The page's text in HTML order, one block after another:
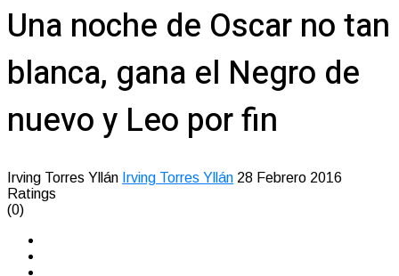
Una noche de Oscar no tan
blanca, gana el Negro de
nuevo y Leo por fin
Irving Torres Yllán Irving Torres Yllán 28 Febrero 2016
Ratings
(0)